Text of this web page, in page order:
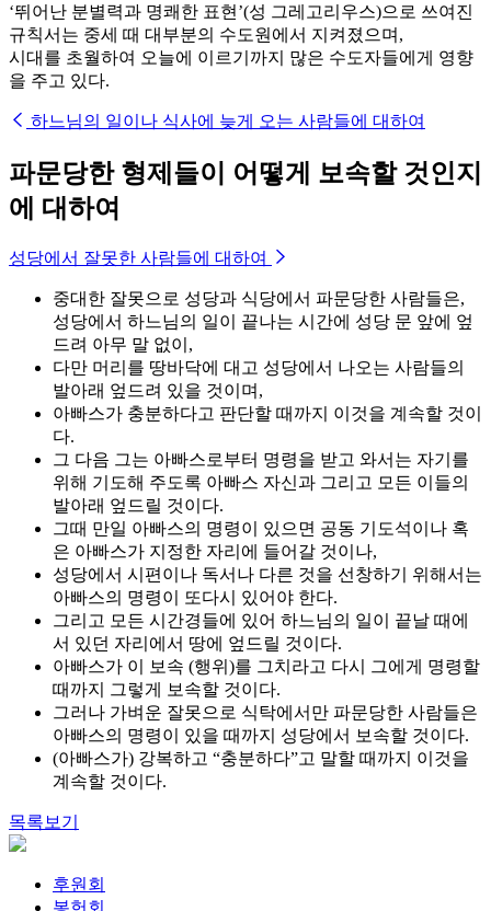
‘뛰어난 분별력과 명쾌한 표현’(성 그레고리우스)으로 쓰여진
규칙서는 중세 때 대부분의 수도원에서 지켜졌으며,
시대를 초월하여 오늘에 이르기까지 많은 수도자들에게 영향
을 주고 있다.
하느님의 일이나 식사에 늦게 오는 사람들에 대하여
파문당한 형제들이 어떻게 보속할 것인지
에 대하여
성당에서 잘못한 사람들에 대하여
중대한 잘못으로 성당과 식당에서 파문당한 사람들은,
성당에서 하느님의 일이 끝나는 시간에 성당 문 앞에 엎
드려 아무 말 없이,
다만 머리를 땅바닥에 대고 성당에서 나오는 사람들의
발아래 엎드려 있을 것이며,
아빠스가 충분하다고 판단할 때까지 이것을 계속할 것이
다.
그 다음 그는 아빠스로부터 명령을 받고 와서는 자기를
위해 기도해 주도록 아빠스 자신과 그리고 모든 이들의
발아래 엎드릴 것이다.
그때 만일 아빠스의 명령이 있으면 공동 기도석이나 혹
은 아빠스가 지정한 자리에 들어갈 것이나,
성당에서 시편이나 독서나 다른 것을 선창하기 위해서는
아빠스의 명령이 또다시 있어야 한다.
그리고 모든 시간경들에 있어 하느님의 일이 끝날 때에
서 있던 자리에서 땅에 엎드릴 것이다.
아빠스가 이 보속 (행위)를 그치라고 다시 그에게 명령할
때까지 그렇게 보속할 것이다.
그러나 가벼운 잘못으로 식탁에서만 파문당한 사람들은
아빠스의 명령이 있을 때까지 성당에서 보속할 것이다.
(아빠스가) 강복하고 “충분하다”고 말할 때까지 이것을
계속할 것이다.
목록보기
후원회
봉헌회